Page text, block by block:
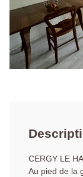
CERGY LE
Au pied de la